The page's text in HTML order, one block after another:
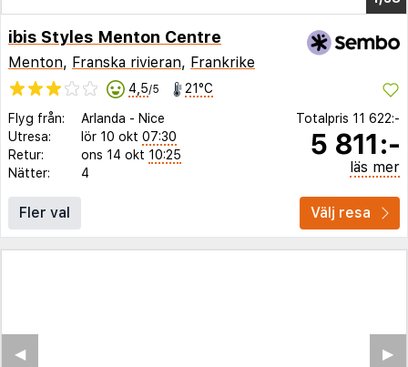
ibis Styles Menton Centre
Menton, Franska rivieran, Frankrike
4,5/5 21°C
Flyg från: Arlanda - Nice
Utresa:
lör 10 okt 07:30
Retur:
ons 14 okt 10:25
Nätter:
4
Totalpris 11 622:-
5 811:-
läs mer
Fler val Välj resa
▶︎
◀︎